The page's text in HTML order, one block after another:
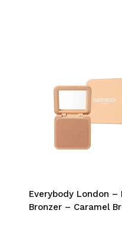
Everybody London –
Bronzer – Caramel